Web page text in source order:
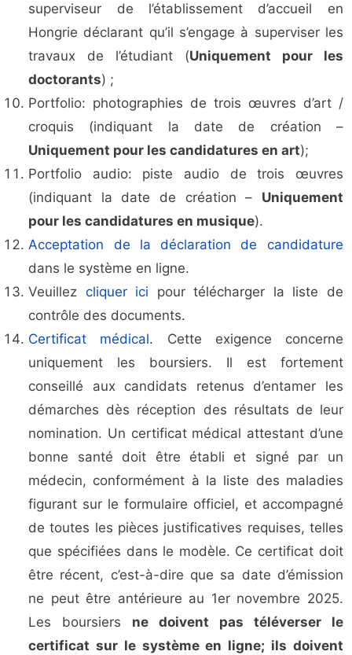
superviseur de l’établissement d’accueil en
Hongrie déclarant qu’il s’engage à superviser les
travaux de l’étudiant (Uniquement pour les
doctorants) ;
Portfolio: photographies de trois œuvres d’art /
croquis (indiquant la date de création –
Uniquement pour les candidatures en art);
Portfolio audio: piste audio de trois œuvres
(indiquant la date de création – Uniquement
pour les candidatures en musique).
Acceptation de la déclaration de candidature
dans le système en ligne.
Veuillez cliquer ici pour télécharger la liste de
contrôle des documents.
Certificat médical. Cette exigence concerne
uniquement les boursiers. Il est fortement
conseillé aux candidats retenus d’entamer les
démarches dès réception des résultats de leur
nomination. Un certificat médical attestant d’une
bonne santé doit être établi et signé par un
médecin, conformément à la liste des maladies
figurant sur le formulaire officiel, et accompagné
de toutes les pièces justificatives requises, telles
que spécifiées dans le modèle. Ce certificat doit
être récent, c’est-à-dire que sa date d’émission
ne peut être antérieure au 1er novembre 2025.
Les boursiers ne doivent pas téléverser le
certificat sur le système en ligne; ils doivent